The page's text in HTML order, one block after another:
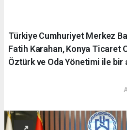
Türkiye Cumhuriyet Merkez
Fatih Karahan, Konya Ticaret
Öztürk ve Oda Yönetimi ile bir